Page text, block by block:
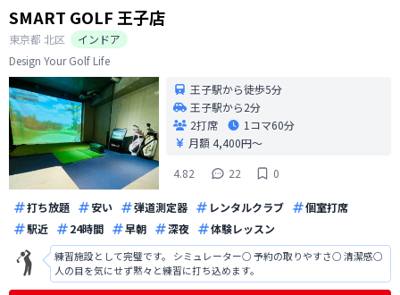
SMART GOLF 王子店
東京都 北区
インドア
Design Your Golf Life
王子駅から徒歩5分
王子駅から2分
2打席
1コマ60分
月額 4,400円〜
4.82
22 0
打ち放題 安い 弾道測定器 レンタルクラブ
個室打席
駅近
24時間 早朝 深夜 体験レッスン
練習施設として完璧です。 シミュレーター○ 予約の取りやすさ○ 清潔感○
人の目を気にせず黙々と練習に打ち込めます。